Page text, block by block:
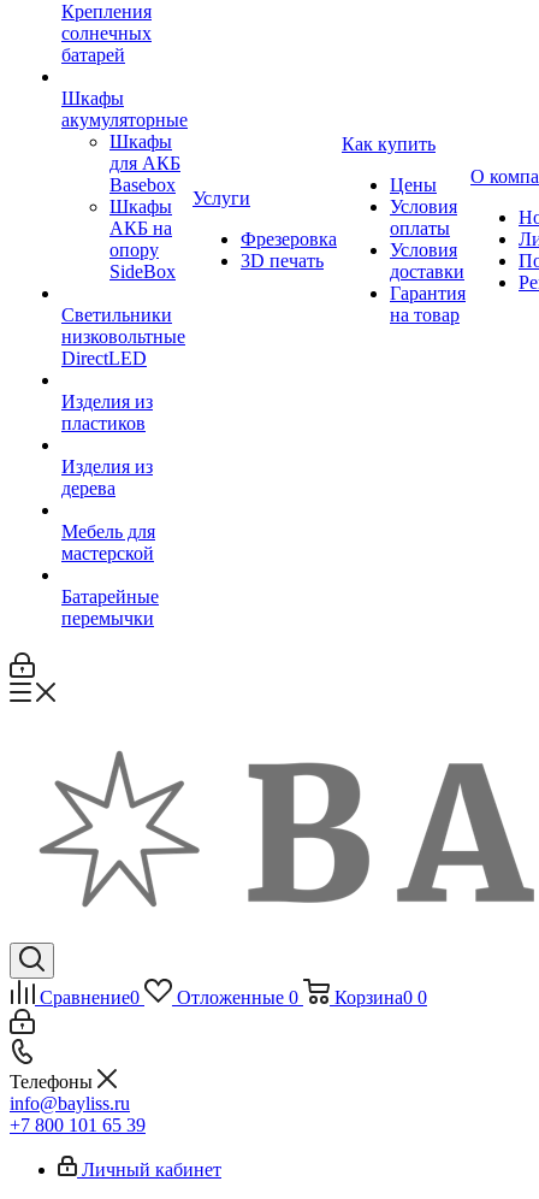
Крепления
солнечных
батарей
Шкафы
акумуляторные
Шкафы
для АКБ
Basebox
Шкафы
АКБ на
опору
SideBox
Светильники
низковольтные
DirectLED
Изделия из
пластиков
Изделия из
дерева
Мебель для
мастерской
Батарейные
перемычки
Услуги
Фрезеровка
3D печать
Как купить
Цены
Условия
оплаты
Условия
доставки
Гарантия
на товар
О
Сравнение0 Отложенные 0 Корзина0 0
Телефоны
info@bayliss.ru
+7 800 101 65 39
Личный кабинет